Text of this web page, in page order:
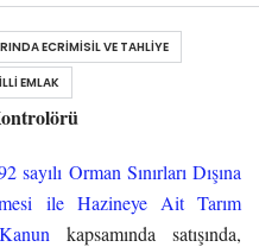
sayılı Orman Sınırları Dışına
ile Hazineye Ait Tarım
kapsamında satışında,
ECRIMISIL VE TAHLIYE
EMLAK